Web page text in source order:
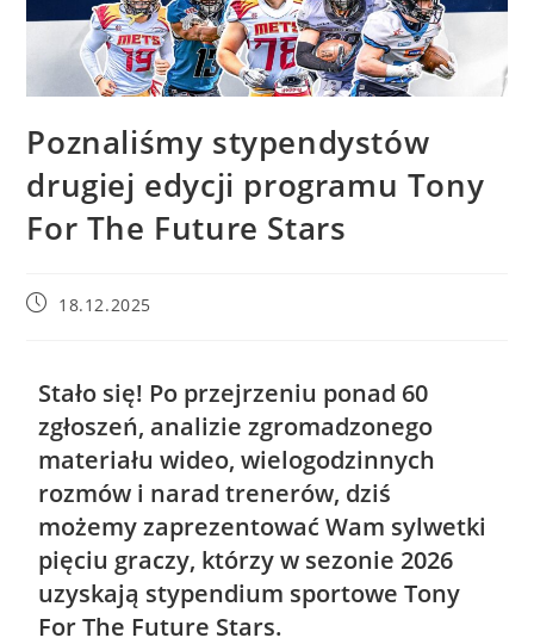
Poznaliśmy stypendystów
drugiej edycji programu Tony
For The Future Stars
18.12.2025
Stało się! Po przejrzeniu ponad 60
zgłoszeń, analizie zgromadzonego
materiału wideo, wielogodzinnych
rozmów i narad trenerów, dziś
możemy zaprezentować Wam sylwetki
pięciu graczy, którzy w sezonie 2026
uzyskają stypendium sportowe Tony
For The Future Stars.